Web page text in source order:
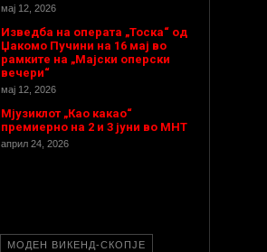
мај 12, 2026
Изведба на операта „Тоска“ од
Џакомо Пучини на 16 мај во
рамките на „Мајски оперски
вечери“
мај 12, 2026
Мјузиклот „Као какао“
премиерно на 2 и 3 јуни во МНТ
април 24, 2026
МОДЕН ВИКЕНД-СКОПЈЕ